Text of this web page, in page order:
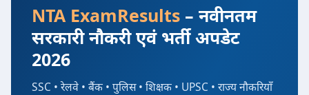
NTA ExamResults – नवीनतम
सरकारी नौकरी एवं भर्ती अपडेट
2026
SSC • रेलवे • बैंक • पुलिस • शिक्षक • UPSC • राज्य नौकरियाँ